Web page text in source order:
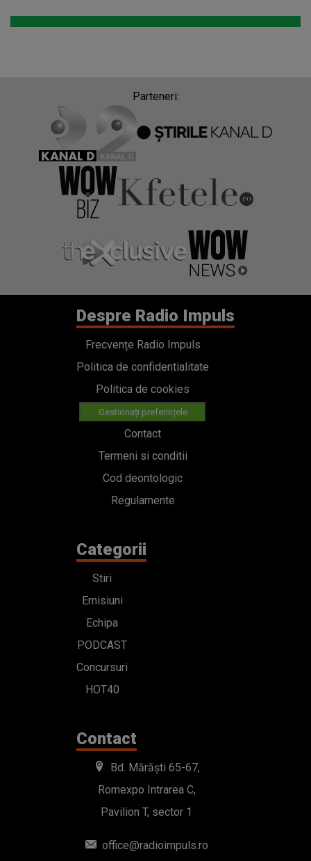
Parteneri:
Despre Radio Impuls
Frecvențe Radio Impuls
Politica de confidentialitate
Politica de cookies
Gestionați preferințele
Contact
Termeni si conditii
Cod deontologic
Regulamente
Categorii
Stiri
Emisiuni
Echipa
PODCAST
Concursuri
HOT40
Contact
Bd. Mărăști 65-67,
Romexpo Intrarea C,
Pavilion T, sector 1
office@radioimpuls.ro